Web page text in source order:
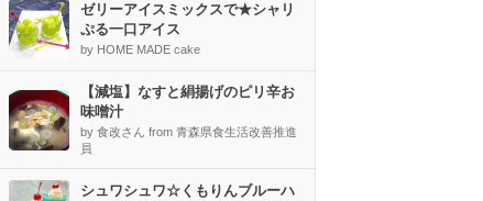
ゼリーアイスミックスで★シャリ
ぷる一口アイス
by HOME MADE cake
【減塩】なすと絹揚げのピリ辛お
味噌汁
by 食改さん from 青森県食生活改善推進
員
シュワシュワ☆くもりんブルーハ